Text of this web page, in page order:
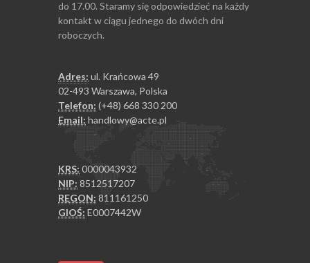
do 17.00. Staramy się odpowiedzieć na każdy
kontakt w ciągu jednego do dwóch dni
roboczych.
Adres: ul. Krańcowa 49
02-493 Warszawa, Polska
Telefon: (+48) 668 330 200
Email: handlowy@acte.pl
KRS: 0000043932
NIP: 8512517207
REGON: 811161250
GIOŚ: E0007442W